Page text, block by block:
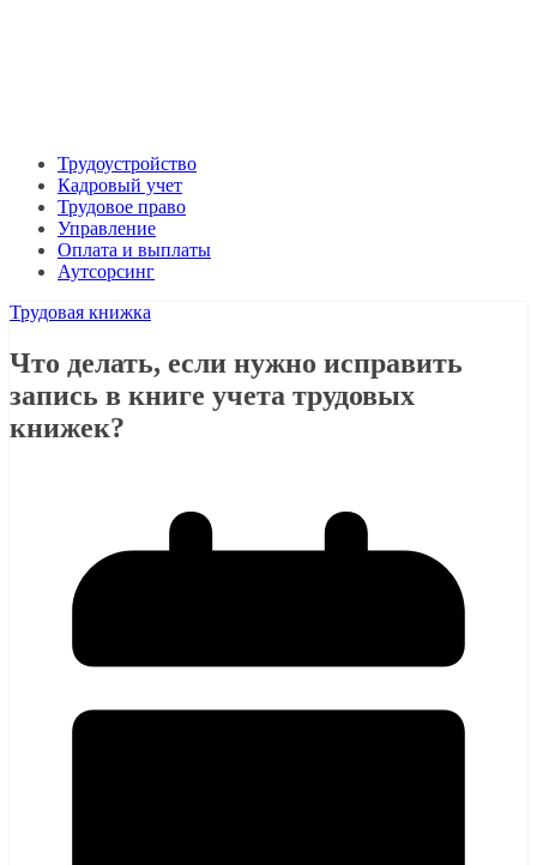
Трудоустройство
Кадровый учет
Трудовое право
Управление
Оплата и выплаты
Аутсорсинг
Трудовая книжка
Что делать, если нужно исправить
запись в книге учета трудовых
книжек?